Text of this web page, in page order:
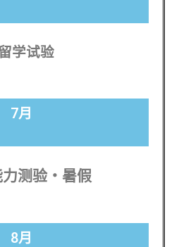
学试验
7月
测验・暑假
8月